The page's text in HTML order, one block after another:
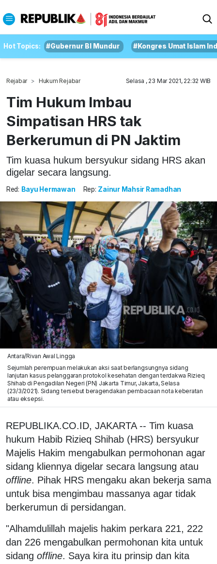
Hot Topics: #Gubernur BI Mundur #Kongres Umat Islam
Rejabar Hukum Rejabar Selasa , 23 Mar 2021, 22:32 WIB
Tim Hukum Imbau
Simpatisan HRS tak
Berkerumun di PN Jaktim
Tim kuasa hukum bersyukur sidang HRS akan
digelar secara langsung.
Red: Bayu Hermawan Rep: Zainur Mahsir Ramadhan
Antara/Rivan Awal Lingga
Sejumlah perempuan melakukan aksi saat berlangsungnya sidang
lanjutan kasus pelanggaran protokol kesehatan dengan terdakwa Rizieq
Shihab di Pengadilan Negeri (PN) Jakarta Timur, Jakarta, Selasa
(23/3/2021). Sidang tersebut beragendakan pembacaan nota keberatan
atau eksepsi.
REPUBLIKA.CO.ID, JAKARTA -- Tim kuasa
hukum Habib Rizieq Shihab (HRS) bersyukur
Majelis Hakim mengabulkan permohonan agar
sidang kliennya digelar secara langsung atau
offline. Pihak HRS mengaku akan bekerja sama
untuk bisa mengimbau massanya agar tidak
berkerumun di persidangan.
"Alhamdulillah majelis hakim perkara 221, 222
dan 226 mengabulkan permohonan kita untuk
sidang offline. Saya kira itu prinsip dan kita